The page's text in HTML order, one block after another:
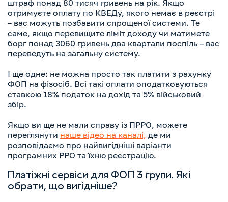
штраф понад 80 тисяч гривень на рік. Якщо
отримуєте оплату по КВЕДу, якого немає в реєстрі
– вас можуть позбавити спрощеної системи. Те
саме, якщо перевищите ліміт доходу чи матимете
борг понад 3060 гривень два квартали поспіль – вас
переведуть на загальну систему.
І ще одне: не можна просто так платити з рахунку
ФОП на фізосіб. Всі такі оплати оподатковуються
ставкою 18% податок на дохід та 5% військовий
збір.
Якщо ви ще не мали справу із ПРРО, можете
переглянути наше відео на каналі, де ми
розповідаємо про найвигідніші варіанти
програмних РРО та їхню реєстрацію.
Платіжні сервіси для ФОП 3 групи. Які
обрати, що вигідніше?